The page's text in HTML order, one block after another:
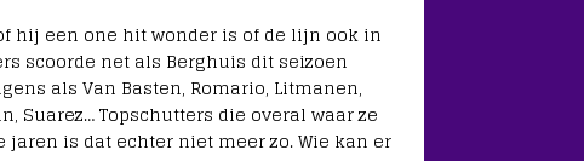
hij een one hit wonder is of de lijn ook in
scoorde net als Berghuis dit seizoen
als Van Basten, Romario, Litmanen,
Suarez… Topschutters die overal waar ze
is dat echter niet meer zo. Wie kan er